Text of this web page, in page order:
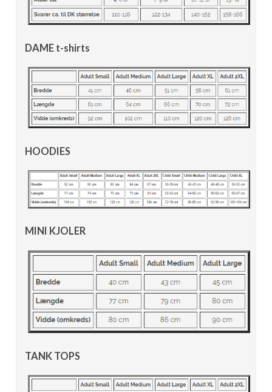
DAME t-shirts
HOODIES
MINI KJOLER
TANK TOPS